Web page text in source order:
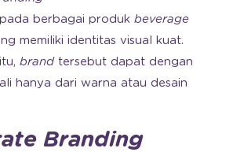
berbagai produk beverage
memiliki identitas visual kuat.
brand tersebut dapat dengan
hanya dari warna atau desain
Branding